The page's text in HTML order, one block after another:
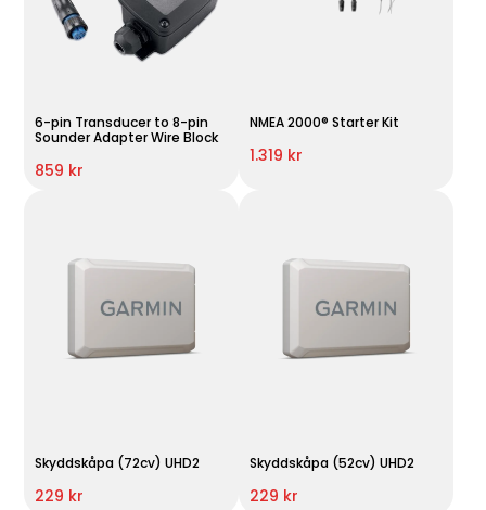
6-pin Transducer to 8-pin
Sounder Adapter Wire Block
859 kr
NMEA 2000® Starter Kit
1.319 kr
Skyddskåpa (72cv) UHD2
229 kr
Skyddskåpa (52cv) UHD2
229 kr